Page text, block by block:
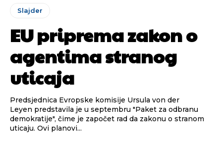
Slajder
EU priprema zakon o
agentima stranog
uticaja
Predsjednica Evropske komisije Ursula von der
Leyen predstavila je u septembru "Paket za odbranu
demokratije", čime je započet rad da zakonu o stranom
uticaju. Ovi planovi...